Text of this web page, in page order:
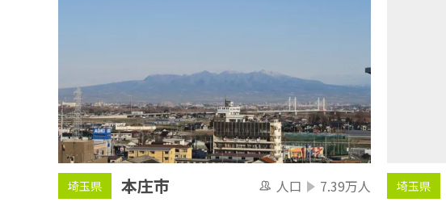
埼玉県 本庄市 人口 7.39万人 埼玉県